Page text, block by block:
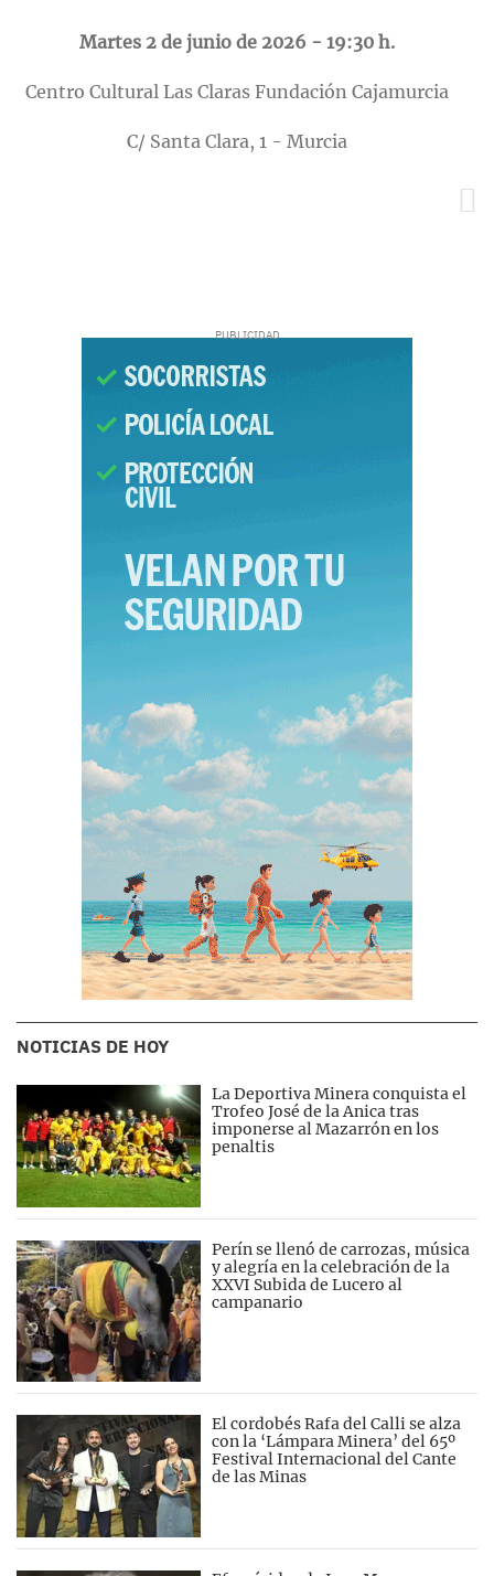
Martes 2 de junio de 2026 - 19:30 h.
Centro Cultural Las Claras Fundación Cajamurcia
C/ Santa Clara, 1 - Murcia
NOTICIAS DE HOY
La Deportiva Minera conquista el
Trofeo José de la Anica tras
imponerse al Mazarrón en los
penaltis
Perín se llenó de carrozas, música
y alegría en la celebración de la
XXVI Subida de Lucero al
campanario
El cordobés Rafa del Calli se alza
con la ‘Lámpara Minera’ del 65º
Festival Internacional del Cante
de las Minas